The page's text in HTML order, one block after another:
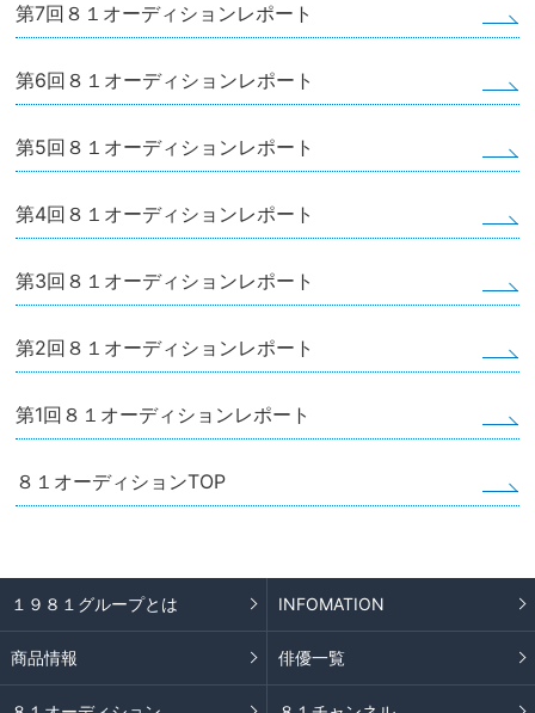
第7回８１オーディションレポート
第6回８１オーディションレポート
第5回８１オーディションレポート
第4回８１オーディションレポート
第3回８１オーディションレポート
第2回８１オーディションレポート
第1回８１オーディションレポート
８１オーディションTOP
１９８１グループとは INFOMATION
商品情報 俳優一覧